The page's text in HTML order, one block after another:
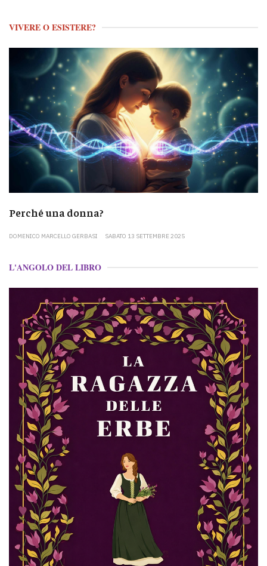
VIVERE O ESISTERE?
Perché una donna?
DOMENICO MARCELLO GERBASI SABATO 13 SETTEMBRE 2025
L'ANGOLO DEL LIBRO